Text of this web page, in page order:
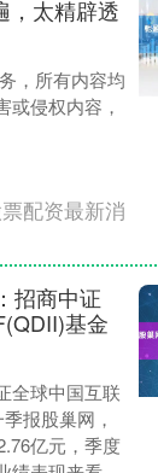
，太精辟透
，所有内容均
或侵权内容，
配资最新消
招商中证
基金
全球中国互联
报股巢网，
亿元，季度